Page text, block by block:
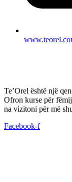
Te’Orel është një
Ofron kurse për
na vizitoni për më
Facebook-f